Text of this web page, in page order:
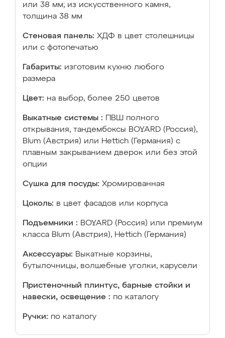
или 38 мм; из искусственного камня,
толщина 38 мм
Стеновая панель: ХДФ в цвет столешницы
или с фотопечатью
Габариты: изготовим кухню любого
размера
Цвет: на выбор, более 250 цветов
Выкатные системы :
ПВШ полного
открывания, тандембоксы BOYARD (Россия),
Blum (Австрия) или Hettich (Германия) с
плавным закрыванием дверок или без этой
опции
Сушка для посуды: Хромированная
Цоколь: в цвет фасадов или корпуса
Подъемники : BOYARD (Россия) или премиум
класса Blum (Австрия), Hettich (Германия)
Аксессуары: Выкатные корзины,
бутылочницы, волшебные уголки, карусели
Пристеночный плинтус, барные стойки и
навески, освещение : по каталогу
Ручки: по каталогу